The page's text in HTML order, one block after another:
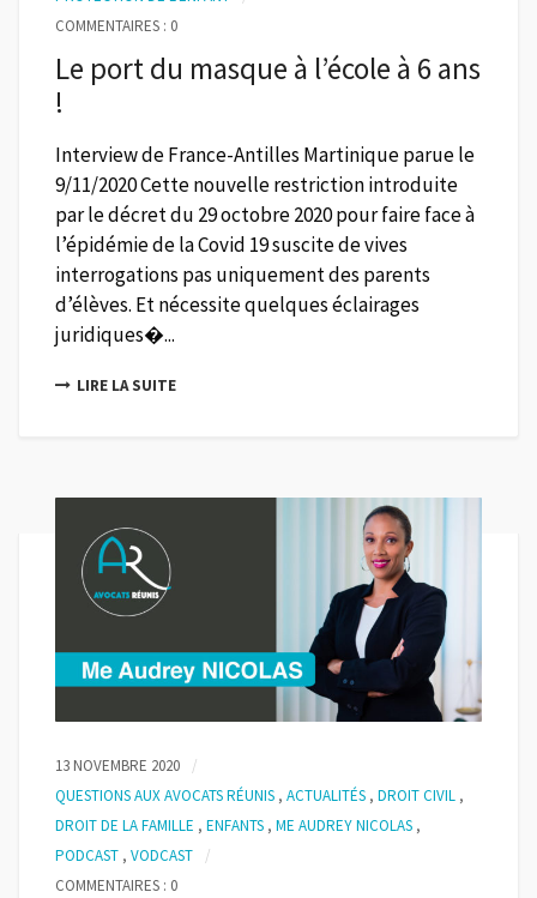
COMMENTAIRES : 0
Le port du masque à l’école à 6 ans
!
Interview de France-Antilles Martinique parue le
9/11/2020 Cette nouvelle restriction introduite
par le décret du 29 octobre 2020 pour faire face à
l’épidémie de la Covid 19 suscite de vives
interrogations pas uniquement des parents
d’élèves. Et nécessite quelques éclairages
juridiques�...
LIRE LA SUITE
13 NOVEMBRE 2020
QUESTIONS AUX AVOCATS RÉUNIS , ACTUALITÉS , DROIT CIVIL ,
DROIT DE LA FAMILLE , ENFANTS , ME AUDREY NICOLAS ,
PODCAST , VODCAST
COMMENTAIRES : 0